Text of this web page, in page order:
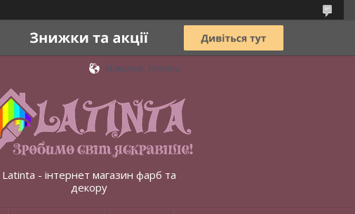
Миколаїв, Україна
Latinta - інтернет магазин фарб та
декору